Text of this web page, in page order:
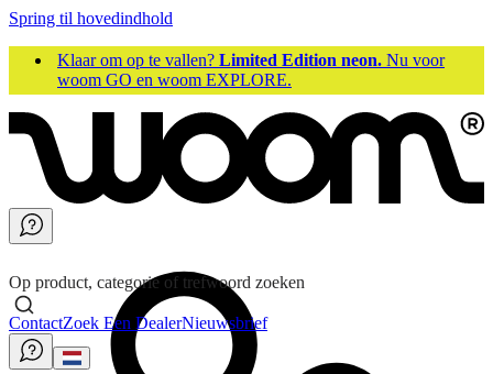
Spring til hovedindhold
Klaar om op te vallen? Limited Edition neon. Nu voor
woom GO en woom EXPLORE.
Op product, categorie of trefwoord zoeken
ContactZoek Een DealerNieuwsbrief